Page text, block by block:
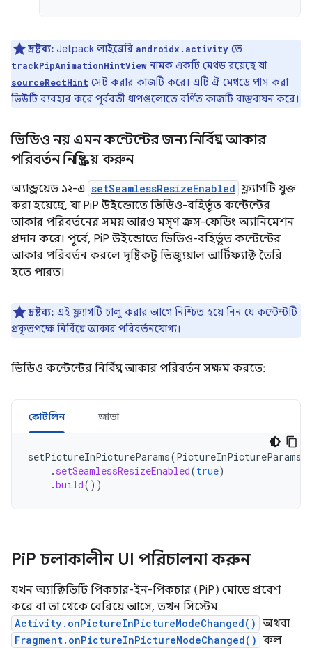
দ্রষ্টব্য: Jetpack লাইব্রেরি androidx.activity তে
trackPipAnimationHintView নামক একটি মেথড রয়েছে যা
sourceRectHint সেট করার কাজটি করে। এটি ঐ মেথডে পাস করা
ভিউটি ব্যবহার করে পূর্ববর্তী ধাপগুলোতে বর্ণিত কাজটি বাস্তবায়ন করে।
ভিডিও নয় এমন কন্টেন্টের জন্য নির্বিঘ্ন আকার
পরিবর্তন নিষ্ক্রিয় করুন
অ্যান্ড্রয়েড ১২-এ setSeamlessResizeEnabled ফ্ল্যাগটি যুক্ত
করা হয়েছে, যা PiP উইন্ডোতে ভিডিও-বহির্ভূত কন্টেন্টের
আকার পরিবর্তনের সময় আরও মসৃণ ক্রস-ফেডিং অ্যানিমেশন
প্রদান করে। পূর্বে, PiP উইন্ডোতে ভিডিও-বহির্ভূত কন্টেন্টের
আকার পরিবর্তন করলে দৃষ্টিকটু ভিজ্যুয়াল আর্টিফ্যাক্ট তৈরি
হতে পারত।
দ্রষ্টব্য: এই ফ্ল্যাগটি চালু করার আগে নিশ্চিত হয়ে নিন যে কন্টেন্টটি
প্রকৃতপক্ষে নির্বিঘ্নে আকার পরিবর্তনযোগ্য।
ভিডিও কন্টেন্টের নির্বিঘ্ন আকার পরিবর্তন সক্ষম করতে:
কোটলিন জাভা
setPictureInPictureParams(PictureInPictureParams
. setSeamlessResizeEnabled(true)
.build())
PiP চলাকালীন UI পরিচালনা করুন
যখন অ্যাক্টিভিটি পিকচার-ইন-পিকচার (PiP) মোডে প্রবেশ
করে বা তা থেকে বেরিয়ে আসে, তখন সিস্টেম
Activity.onPictureInPictureModeChanged() অথবা
Fragment.onPictureInPictureModeChanged() কল